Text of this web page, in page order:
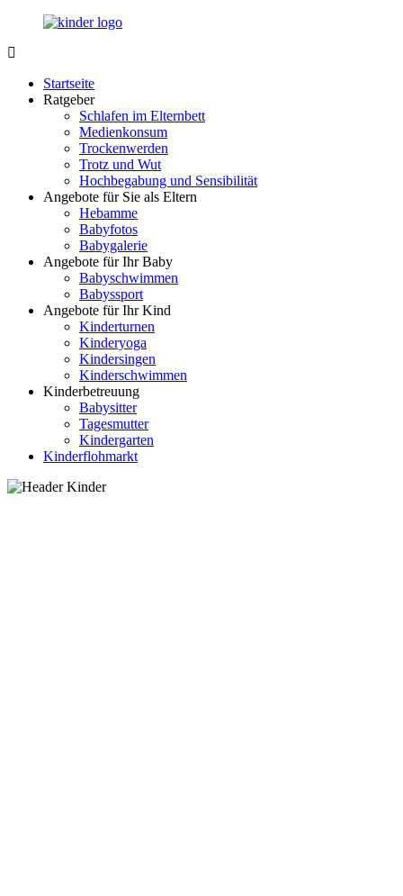
Zurück
Inhalt
Portal
Nachwuchs
Startseite
Ratgeber
Schlafen im Elternbett
Medienkonsum
Trockenwerden
Trotz und Wut
Hochbegabung und Sensibilität
Angebote für Sie als Eltern
Hebamme
Babyfotos
Babygalerie
Angebote für Ihr Baby
Babyschwimmen
Babyssport
Angebote für Ihr Kind
Kinderturnen
Kinderyoga
Kindersingen
Kinderschwimmen
Kinderbetreuung
Babysitter
Tagesmutter
Kindergarten
Kinderflohmarkt